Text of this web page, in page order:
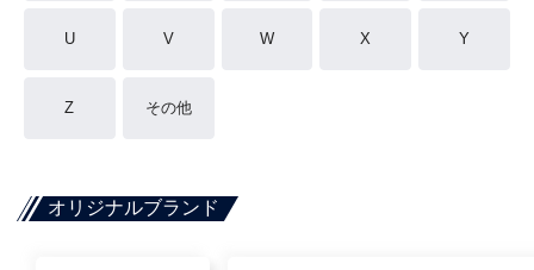
U V W X Y
Z その他
オリジナルブランド